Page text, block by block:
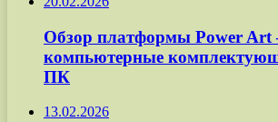
Обзор платформы Power
компьютерные
ПК
13.02.2026